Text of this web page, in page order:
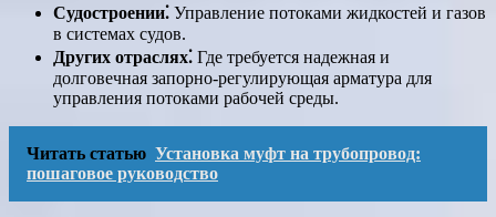
Судостроении⁚ Управление потоками жидкостей и газов
в системах судов.
Других отраслях⁚ Где требуется надежная и
долговечная запорно-регулирующая арматура для
управления потоками рабочей среды.
Читать статью Установка муфт на трубопровод:
пошаговое руководство